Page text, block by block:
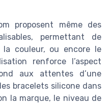
proposent même des
permettant de
couleur, ou encore le
renforce l’aspect
aux attentes d’une
bracelets silicone dans
la marque, le niveau de